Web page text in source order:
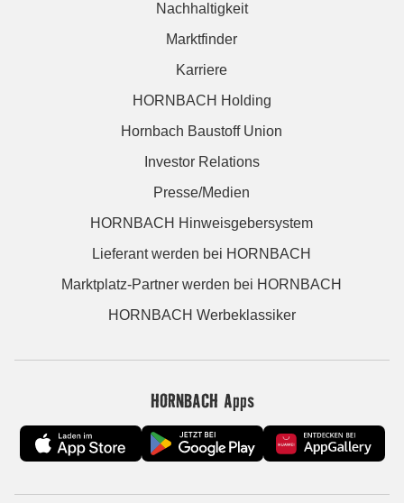
Nachhaltigkeit
Marktfinder
Karriere
HORNBACH Holding
Hornbach Baustoff Union
Investor Relations
Presse/Medien
HORNBACH Hinweisgebersystem
Lieferant werden bei HORNBACH
Marktplatz-Partner werden bei HORNBACH
HORNBACH Werbeklassiker
HORNBACH Apps